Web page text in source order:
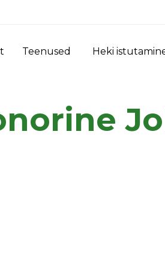
Teenused Heki